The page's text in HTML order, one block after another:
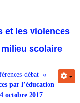
et les violences
milieu scolaire
débat «
par l’éducation
octobre 2017.